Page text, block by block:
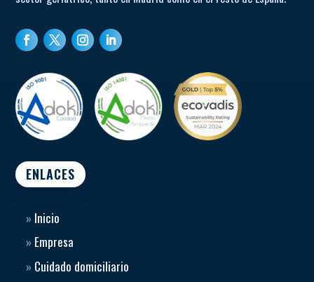
ENLACES
» Inicio
» Empresa
» Cuidado domiciliario